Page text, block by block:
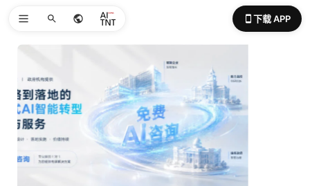
下载 APP